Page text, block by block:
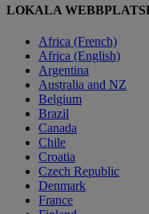
LOKALA
Africa (French)
Africa (English)
Argentina
Australia and NZ
Belgium
Brazil
Canada
Chile
Croatia
Czech Republic
Denmark
France